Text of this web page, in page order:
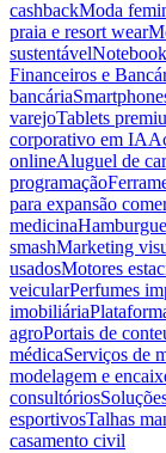
cashbackModa
praia e resort wear
sustentável
Financeiros e
bancária
varejoTablets
corporativo em IA
onlineAluguel de
programação
para expansão
medicina
smashMarketing
usadosMotores
veicularPerfumes
imobiliária
agroPortais de
médicaServiços de
modelagem e
consultórios
esportivosTalhas
casamento civil